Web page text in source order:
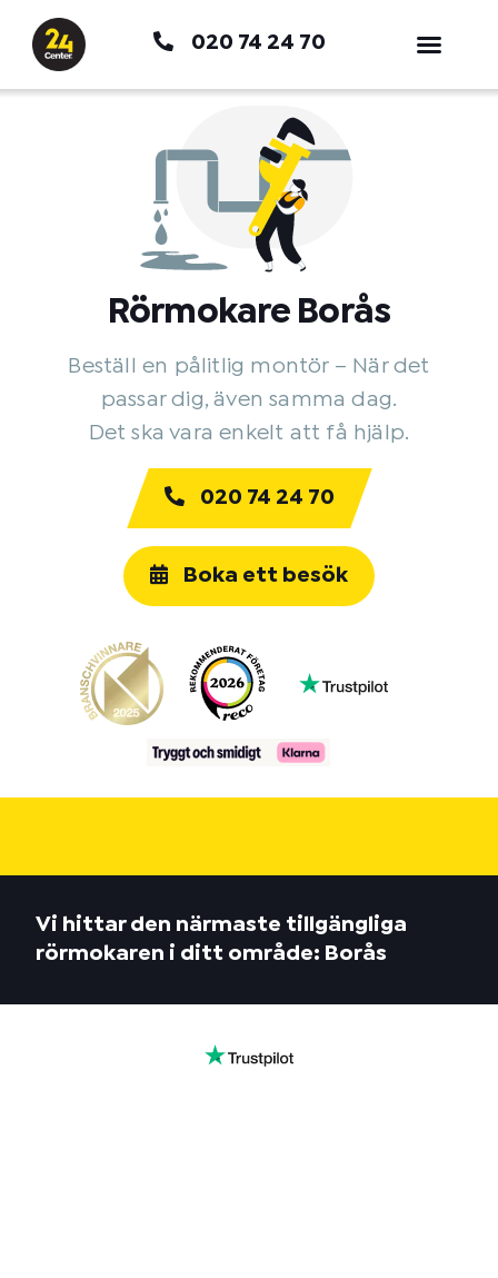
innehåll
020 74 24 70
Rörmokare Borås
Beställ en pålitlig montör – När det
passar dig, även samma dag.
Det ska vara enkelt att få hjälp.
020 74 24 70
Boka ett besök
Vi hittar den närmaste tillgängliga
rörmokaren i ditt område: Borås